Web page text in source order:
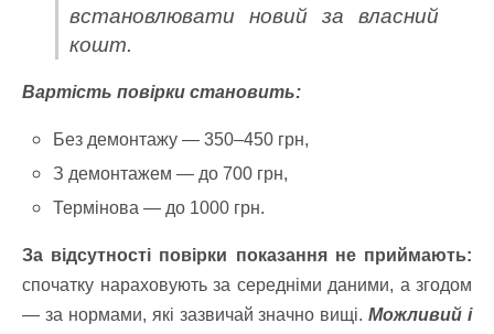
встановлювати новий за власний
кошт.
Вартість повірки становить:
Без демонтажу — 350–450 грн,
З демонтажем — до 700 грн,
Термінова — до 1000 грн.
За відсутності повірки показання не приймають:
спочатку нараховують за середніми даними, а згодом
— за нормами, які зазвичай значно вищі.Можливий і